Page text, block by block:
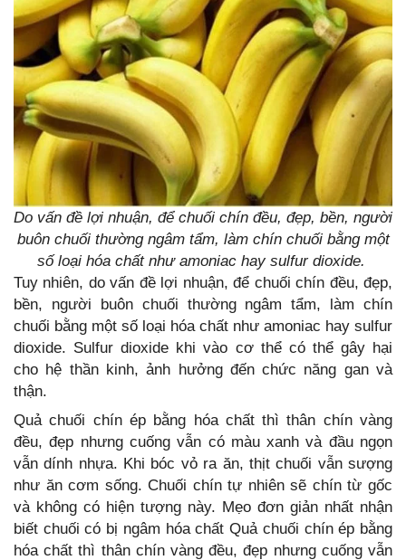
Do vấn đề lợi nhuận, để chuối chín đều, đẹp, bền, người
buôn chuối thường ngâm tẩm, làm chín chuối bằng một
số loại hóa chất như amoniac hay sulfur dioxide.
Tuy nhiên, do vấn đề lợi nhuận, để chuối chín đều, đẹp,
bền, người buôn chuối thường ngâm tẩm, làm chín
chuối bằng một số loại hóa chất như amoniac hay sulfur
dioxide. Sulfur dioxide khi vào cơ thể có thể gây hại
cho hệ thần kinh, ảnh hưởng đến chức năng gan và
thận.
Quả chuối chín ép bằng hóa chất thì thân chín vàng
đều, đẹp nhưng cuống vẫn có màu xanh và đầu ngọn
vẫn dính nhựa. Khi bóc vỏ ra ăn, thịt chuối vẫn sượng
như ăn cơm sống. Chuối chín tự nhiên sẽ chín từ gốc
và không có hiện tượng này. Mẹo đơn giản nhất nhận
biết chuối có bị ngâm hóa chất Quả chuối chín ép bằng
hóa chất thì thân chín vàng đều, đẹp nhưng cuống vẫn